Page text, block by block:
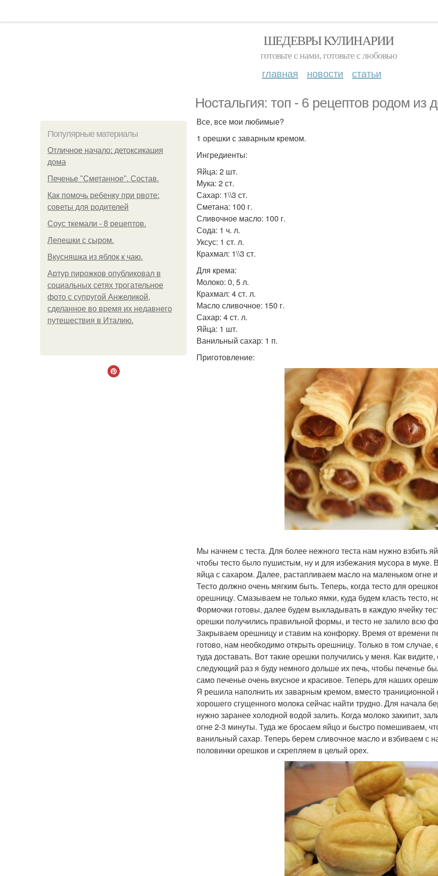
ШЕДЕВРЫ КУЛИНАРИИ
готовьте с нами, готовьте с любовью
главная новости статьи
Ностальгия: топ - 6 рецептов родом из
Популярные материалы
Отличное начало: детоксикация
дома
Печенье "Сметанное". Состав.
Как помочь ребенку при рвоте:
советы для родителей
Соус ткемали - 8 рецептов.
Лепешки с сыром.
Вкусняшка из яблок к чаю.
Артур пирожков опубликовал в
социальных сетях трогательное
фото с супругой Анжеликой,
сделанное во время их недавнего
путешествия в Италию.
Все, все мои любимые?
1 орешки с заварным кремом.
Ингредиенты:
Яйца: 2 шт.
Мука: 2 ст.
Сахар: 1\\3 ст.
Сметана: 100 г.
Сливочное масло: 100 г.
Сода: 1 ч. л.
Уксус: 1 ст. л.
Крахмал: 1\\3 ст.
Для крема:
Молоко: 0, 5 л.
Крахмал: 4 ст. л.
Масло сливочное: 150 г.
Сахар: 4 ст. л.
Яйца: 1 шт.
Ванильный сахар: 1 п.
Приготовление:
Мы начнем с теста. Для более нежного теста нам нужно взбить
чтобы тесто было пушистым, ну и для избежания мусора в
яйца с сахаром. Далее, растапливаем масло на маленьком огне
Тесто должно очень мягким быть. Теперь, когда тесто для
орешницу. Смазываем не только ямки, куда будем класть
Формочки готовы, далее будем выкладывать в каждую ячейку
орешки получились правильной формы, и тесто не залило всю
Закрываем орешницу и ставим на конфорку. Время от времени
готово, нам необходимо открыть орешницу. Только в том
туда доставать. Вот такие орешки получились у меня. Как
следующий раз я буду немного дольше их печь, чтобы печенье
само печенье очень вкусное и красивое. Теперь для наших
Я решила наполнить их заварным кремом, вместо траниционной
хорошего сгущенного молока сейчас найти трудно. Для начала
нужно заранее холодной водой залить. Когда молоко закипит,
огне 2-3 минуты. Туда же бросаем яйцо и быстро помешиваем,
ванильный сахар. Теперь берем сливочное масло и взбиваем
половинки орешков и скрепляем в целый орех.